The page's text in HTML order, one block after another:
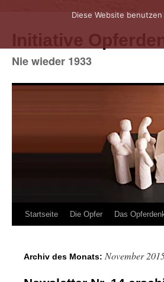
Initiative
Nie wieder 1933
Zum
springen
Startseite Die Opfer Das
Archiv des Monats: November
Diese Website